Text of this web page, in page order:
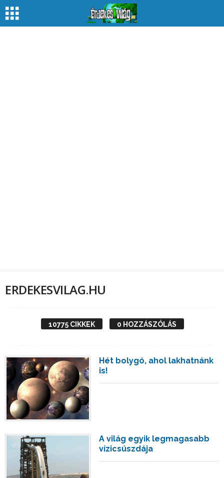
ERDEKESVILAG.HU
10775 CIKKEK 0 HOZZÁSZÓLÁS
Hét bolygó, ahol lakhatnánk
is!
A világ egyik legmagasabb
vízicsúszdája